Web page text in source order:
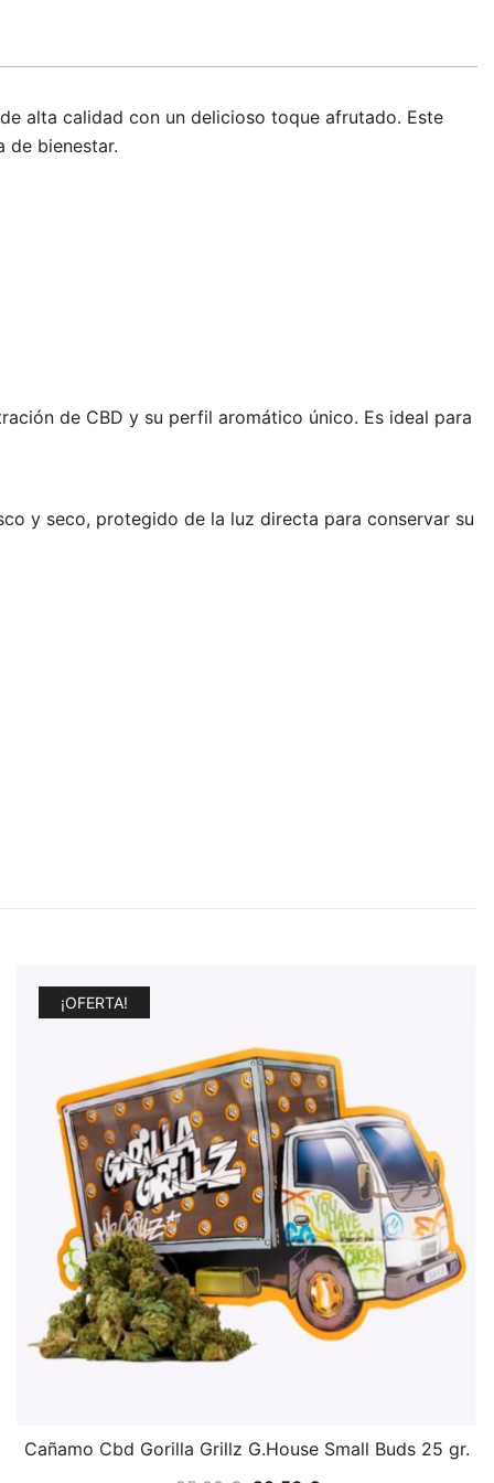
alta calidad con un delicioso toque afrutado. Este
de bienestar.
de CBD y su perfil aromático único. Es ideal para
y seco, protegido de la luz directa para conservar su
¡OFERTA!
Cañamo Cbd Gorilla Grillz G.House Small Buds 25 gr.